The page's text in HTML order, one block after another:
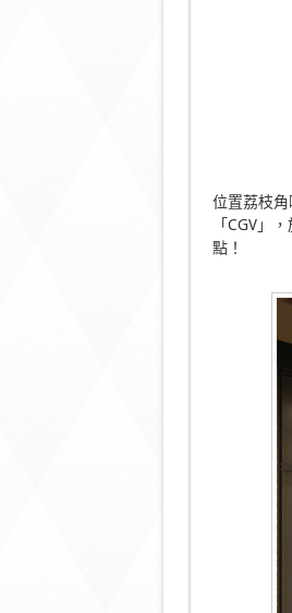
位置荔枝
「CGV」
點！